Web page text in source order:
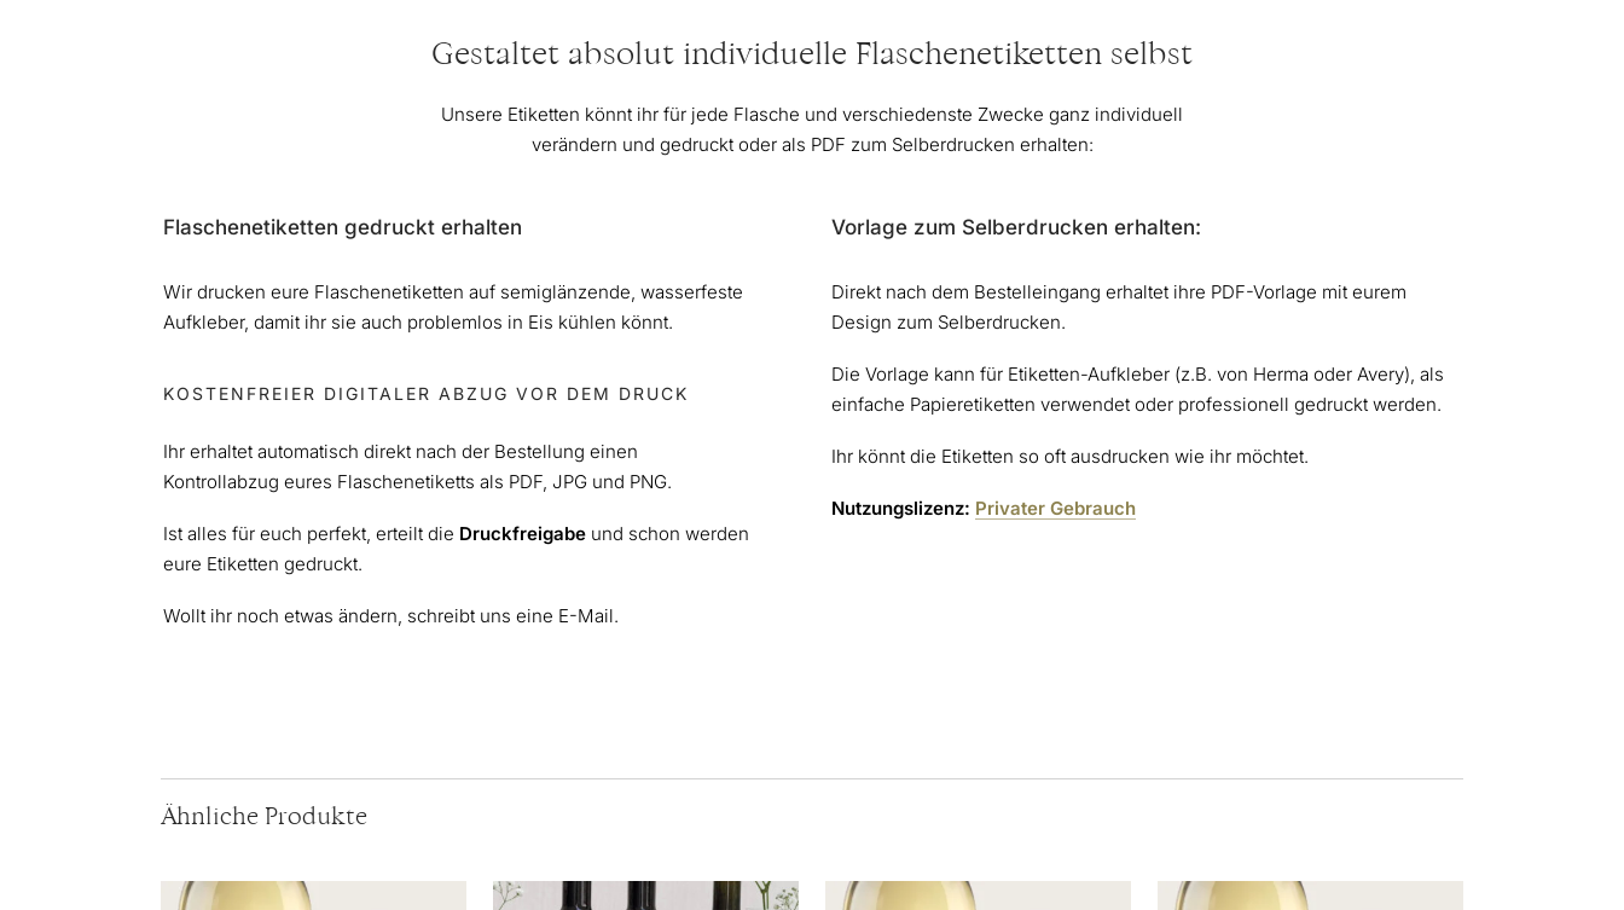
Gestaltet absolut individuelle Flaschenetiketten selbst
Unsere Etiketten könnt ihr für jede Flasche und verschiedenste Zwecke ganz individuell
verändern und gedruckt oder als PDF zum Selberdrucken erhalten:
Flaschenetiketten gedruckt erhalten
Wir drucken eure Flaschenetiketten auf semiglänzende, wasserfeste
Aufkleber, damit ihr sie auch problemlos in Eis kühlen könnt.
KOSTENFREIER DIGITALER ABZUG VOR DEM DRUCK
Ihr erhaltet automatisch direkt nach der Bestellung einen
Kontrollabzug eures Flaschenetiketts als PDF, JPG und PNG.
Ist alles für euch perfekt, erteilt die Druckfreigabe und schon werden
eure Etiketten gedruckt.
Wollt ihr noch etwas ändern, schreibt uns eine E-Mail.
Vorlage zum Selberdrucken erhalten:
Direkt nach dem Bestelleingang erhaltet ihre PDF-Vorlage mit eurem
Design zum Selberdrucken.
Die Vorlage kann für Etiketten-Aufkleber (z.B. von Herma oder Avery), als
einfache Papieretiketten verwendet oder professionell gedruckt werden.
Ihr könnt die Etiketten so oft ausdrucken wie ihr möchtet.
Nutzungslizenz: Privater Gebrauch
Ähnliche Produkte
Dieses
Dieses
Dieses
Dieses